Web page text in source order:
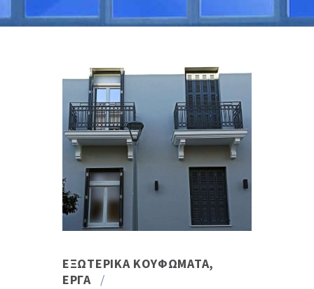
ΠΙΣΤΟΠΟΙΉΣΕΙΣ
ΕΞΩΤΕΡΙΚΆ ΚΟΥΦΏΜΑΤΑ,
ΈΡΓΑ